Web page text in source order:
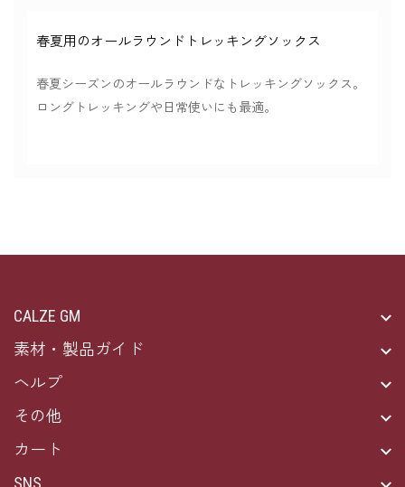
春夏用のオールラウンドトレッキングソックス
春夏シーズンのオールラウンドなトレッキングソックス。
ロングトレッキングや日常使いにも最適。
CALZE GM
素材・製品ガイド
ヘルプ
その他
カート
SNS